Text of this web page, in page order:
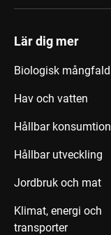
Lär dig mer
Biologisk mångfald
Hav och vatten
Hållbar konsumtion
Hållbar utveckling
Jordbruk och mat
Klimat, energi och
transporter